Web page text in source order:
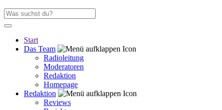
Start
Das Team
Radioleitung
Moderatoren
Redaktion
Homepage
Redaktion
Reviews